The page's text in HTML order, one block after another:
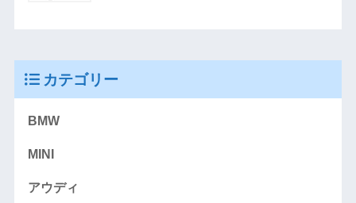
カテゴリー
BMW
MINI
アウディ